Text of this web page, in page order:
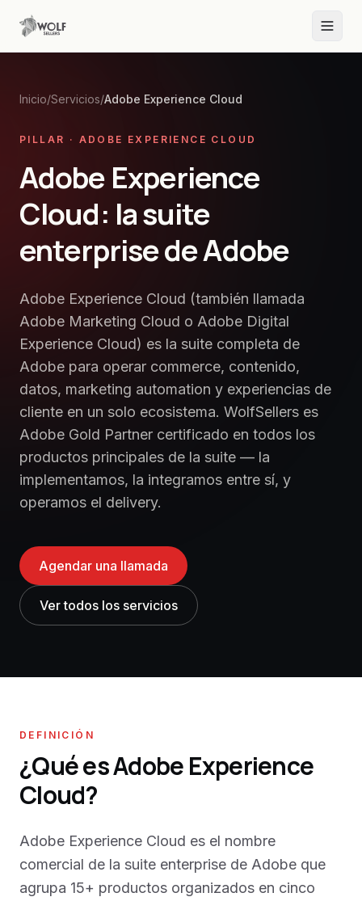
Inicio/Servicios/Adobe Experience Cloud
PILLAR · ADOBE EXPERIENCE CLOUD
Adobe Experience
Cloud: la suite
enterprise de Adobe
Adobe Experience Cloud (también llamada
Adobe Marketing Cloud o Adobe Digital
Experience Cloud) es la suite completa de
Adobe para operar commerce, contenido,
datos, marketing automation y experiencias de
cliente en un solo ecosistema. WolfSellers es
Adobe Gold Partner certificado en todos los
productos principales de la suite — la
implementamos, la integramos entre sí, y
operamos el delivery.
Agendar una llamada
Ver todos los servicios
DEFINICIÓN
¿Qué es Adobe Experience
Cloud?
Adobe Experience Cloud es el nombre
comercial de la suite enterprise de Adobe que
agrupa 15+ productos organizados en cinco